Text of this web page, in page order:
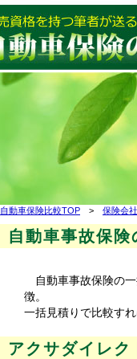
自動車保険比較TOP > 保険会
自動車事故保険
自動車事故保険の
徴。
一括見積りで比較す
アクサダイレク